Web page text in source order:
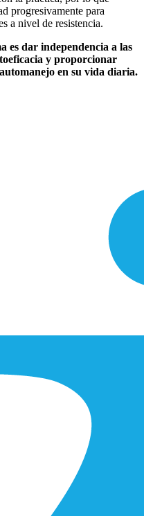
progresivamente para
a nivel de resistencia.
es dar independencia a las
y proporcionar
en su vida diaria.